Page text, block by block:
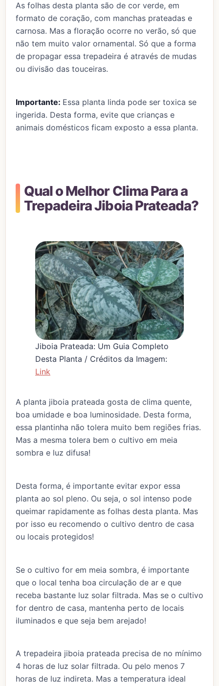
As folhas desta planta são de cor verde, em
formato de coração, com manchas prateadas e
carnosa. Mas a floração ocorre no verão, só que
não tem muito valor ornamental. Só que a forma
de propagar essa trepadeira é através de mudas
ou divisão das touceiras.
Importante: Essa planta linda pode ser toxica se
ingerida. Desta forma, evite que crianças e
animais domésticos ficam exposto a essa planta.
Qual o Melhor Clima Para a
Trepadeira Jiboia Prateada?
Jiboia Prateada: Um Guia Completo
Desta Planta / Créditos da Imagem:
Link
A planta jiboia prateada gosta de clima quente,
boa umidade e boa luminosidade. Desta forma,
essa plantinha não tolera muito bem regiões frias.
Mas a mesma tolera bem o cultivo em meia
sombra e luz difusa!
Desta forma, é importante evitar expor essa
planta ao sol pleno. Ou seja, o sol intenso pode
queimar rapidamente as folhas desta planta. Mas
por isso eu recomendo o cultivo dentro de casa
ou locais protegidos!
Se o cultivo for em meia sombra, é importante
que o local tenha boa circulação de ar e que
receba bastante luz solar filtrada. Mas se o cultivo
for dentro de casa, mantenha perto de locais
iluminados e que seja bem arejado!
A trepadeira jiboia prateada precisa de no mínimo
4 horas de luz solar filtrada. Ou pelo menos 7
horas de luz indireta. Mas a temperatura ideal